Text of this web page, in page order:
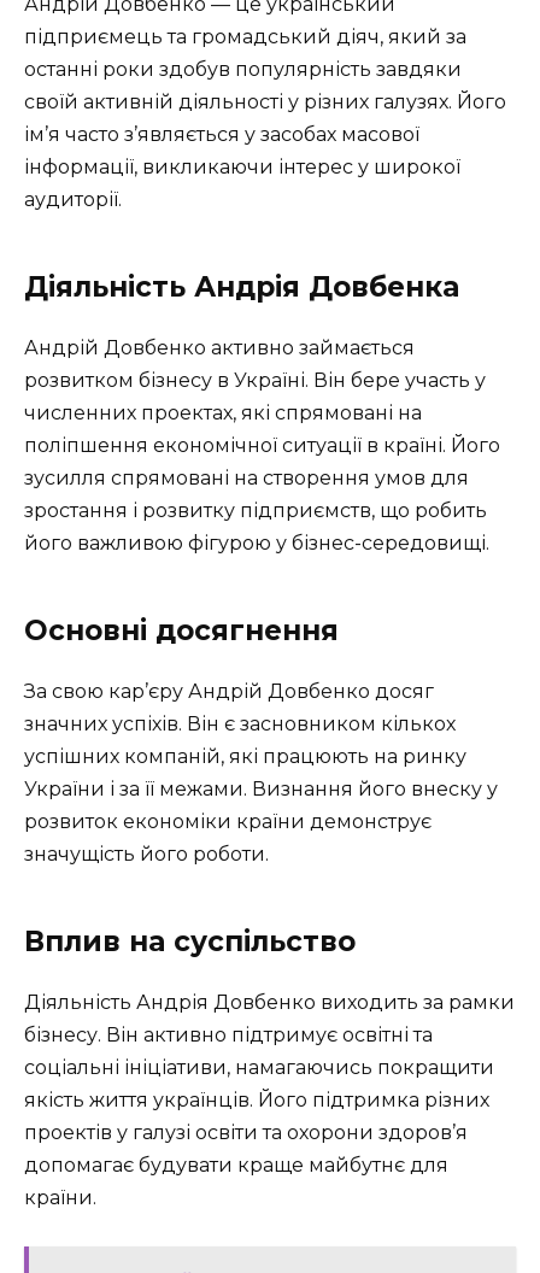
підприємець та громадський діяч, який за
останні роки здобув популярність завдяки
своїй активній діяльності у різних галузях. Його
ім’я часто з’являється у засобах масової
інформації, викликаючи інтерес у широкої
аудиторії.
Діяльність Андрія Довбенка
Андрій Довбенко активно займається
розвитком бізнесу в Україні. Він бере участь у
численних проектах, які спрямовані на
поліпшення економічної ситуації в країні. Його
зусилля спрямовані на створення умов для
зростання і розвитку підприємств, що робить
його важливою фігурою у бізнес-середовищі.
Основні досягнення
За свою кар’єру Андрій Довбенко досяг
значних успіхів. Він є засновником кількох
успішних компаній, які працюють на ринку
України і за її межами. Визнання його внеску у
розвиток економіки країни демонструє
значущість його роботи.
Вплив на суспільство
Діяльність Андрія Довбенко виходить за рамки
бізнесу. Він активно підтримує освітні та
соціальні ініціативи, намагаючись покращити
якість життя українців. Його підтримка різних
проектів у галузі освіти та охорони здоров’я
допомагає будувати краще майбутнє для
країни.